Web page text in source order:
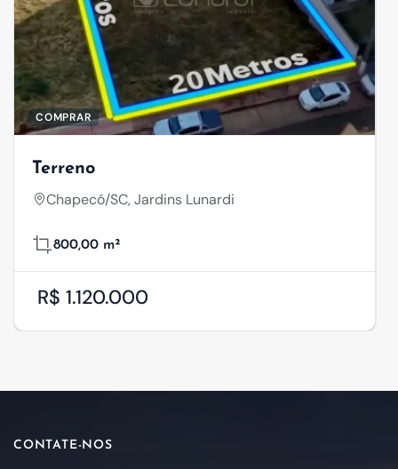
COMPRAR
Terreno
Chapecó/SC, Jardins Lunardi
800,00 m²
R$ 1.120.000
CONTATE-NOS